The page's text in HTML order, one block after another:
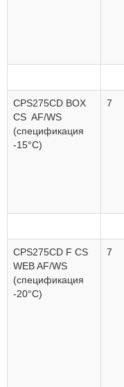
CPS275CD BOX
CS AF/WS
(спецификация
-15°C)
7
CPS275CD F CS
WEB AF/WS
(спецификация
-20°C)
7